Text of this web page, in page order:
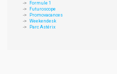
Formule 1
Futuroscope
Promovacances
Weekendesk
Parc Astérix